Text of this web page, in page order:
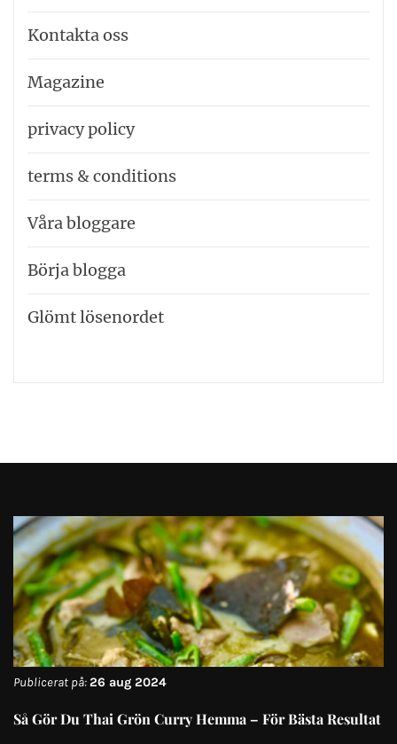
Kontakta oss
Magazine
privacy policy
terms & conditions
Våra bloggare
Börja blogga
Glömt lösenordet
Publicerat på:26 aug 2024
Så Gör Du Thai Grön Curry Hemma – För Bästa Resultat